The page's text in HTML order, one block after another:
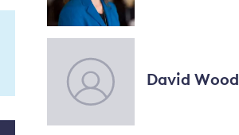
about
Vonda
Brunsting
David Wood